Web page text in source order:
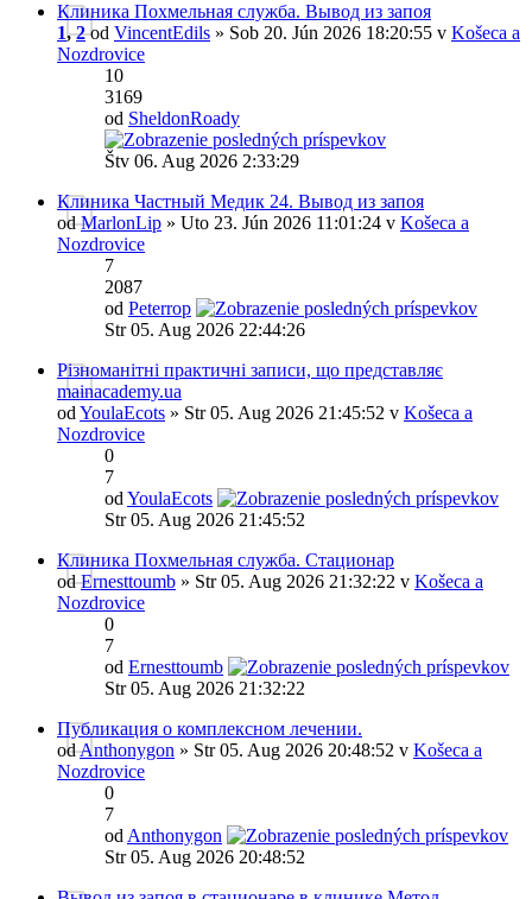
Клиника Похмельная служба. Вывод из запоя
1,2od VincentEdils » Sob 20. Jún 2026 18:20:55 v Košeca a
Nozdrovice
10
3169
od SheldonRoady
Štv 06. Aug 2026 2:33:29
Клиника Частный Медик 24. Вывод из запоя
odMarlonLip » Uto 23. Jún 2026 11:01:24 v Košeca a
Nozdrovice
7
2087
od Peterrop
Str 05. Aug 2026 22:44:26
Різноманітні практичні записи, що представляє
mainacademy.ua
od YoulaEcots » Str 05. Aug 2026 21:45:52 v Košeca a
Nozdrovice
0
7
od YoulaEcots
Str 05. Aug 2026 21:45:52
Клиника Похмельная служба. Стационар
odErnesttoumb » Str 05. Aug 2026 21:32:22 v Košeca a
Nozdrovice
0
7
od Ernesttoumb
Str 05. Aug 2026 21:32:22
Публикация о комплексном лечении.
odAnthonygon » Str 05. Aug 2026 20:48:52 v Košeca a
Nozdrovice
0
7
od Anthonygon
Str 05. Aug 2026 20:48:52